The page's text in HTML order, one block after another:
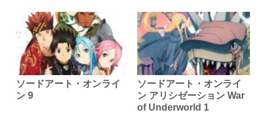
ソードアート・オンライ
ン 9
ソードアート・オンライ
ン アリシゼーション War
of Underworld 1